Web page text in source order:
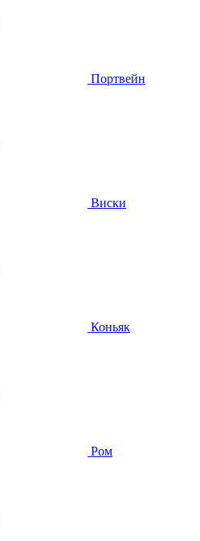
Портвейн
Виски
Коньяк
Ром